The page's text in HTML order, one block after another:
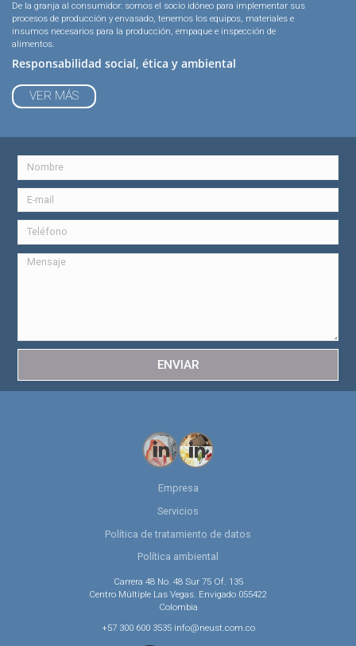
De la granja al consumidor: somos el socio idóneo para implementar sus
procesos de producción y envasado, tenemos los equipos, materiales e
insumos necesarios para la producción, empaque e inspección de
alimentos.
Responsabilidad social, ética y ambiental
VER MÁS
ENVIAR
Empresa
Servicios
Política de tratamiento de datos
Política ambiental
Carrera 48 No. 48 Sur 75 Of. 135
Centro Múltiple Las Vegas. Envigado 055422
Colombia
+57 300 600 3535 info@neust.com.co